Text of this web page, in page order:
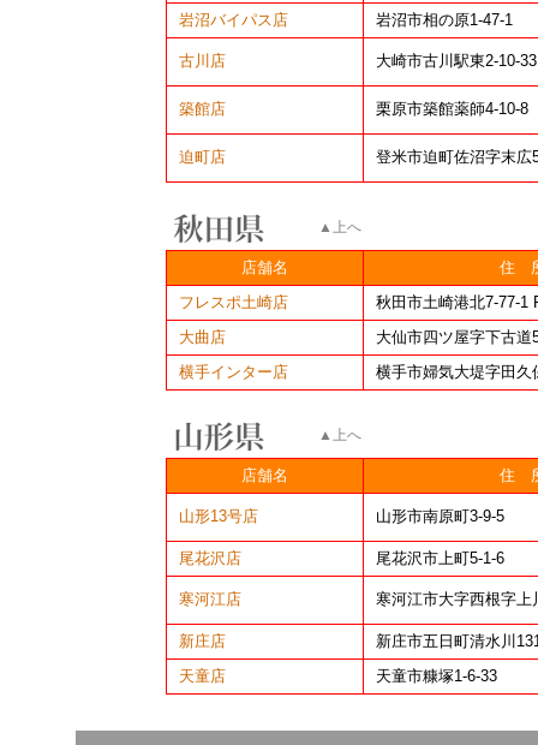
岩沼バイパス店 岩沼市相の原1-47-1
古川店 大崎市古川駅東2-10-33
築館店 栗原市築館薬師4-10-8
迫町店 登米市迫町佐沼字末広
▲上へ
店舗名
住
フレスポ土崎店
秋田市土崎港北7-77-1
大曲店
大仙市四ツ屋字下古道
横手インター店
横手市婦気大堤字田久
▲上へ
店舗名 住
山形13号店 山形市南原町3-9-5
尾花沢店 尾花沢市上町5-1-6
寒河江店 寒河江市大字西根字上
新庄店
新庄市五日町清水川
天童店
天童市糠塚1-6-33